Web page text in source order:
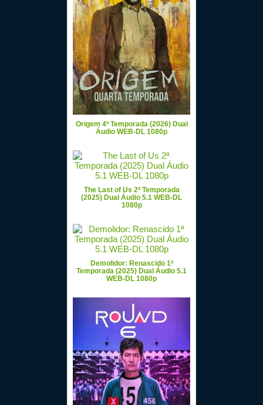
Origem 4ª Temporada (2026) Dual
Áudio WEB-DL 1080p
The Last of Us 2ª Temporada
(2025) Dual Áudio 5.1 WEB-DL
1080p
Demolidor: Renascido 1ª
Temporada (2025) Dual Áudio 5.1
WEB-DL 1080p